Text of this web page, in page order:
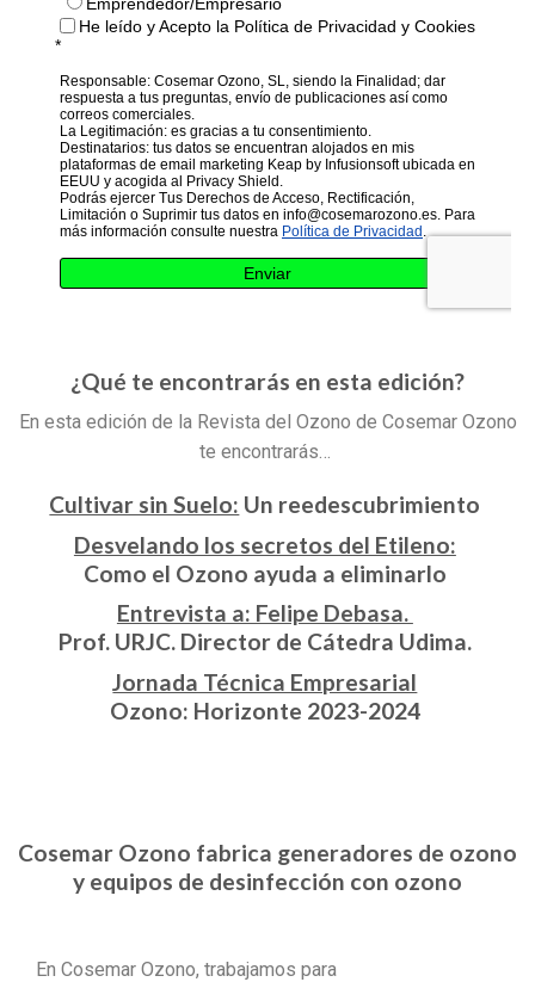
¿Qué te encontrarás en esta edición?
En esta edición de la Revista del Ozono de Cosemar Ozono
te encontrarás…
Cultivar sin Suelo: Un reedescubrimiento
Desvelando los secretos del Etileno:
Como el Ozono ayuda a eliminarlo
Entrevista a: Felipe Debasa.
Prof. URJC. Director de Cátedra Udima.
Jornada Técnica Empresarial
Ozono: Horizonte 2023-2024
Cosemar Ozono fabrica generadores de ozono
y equipos de desinfección con ozono
En Cosemar Ozono, trabajamos para